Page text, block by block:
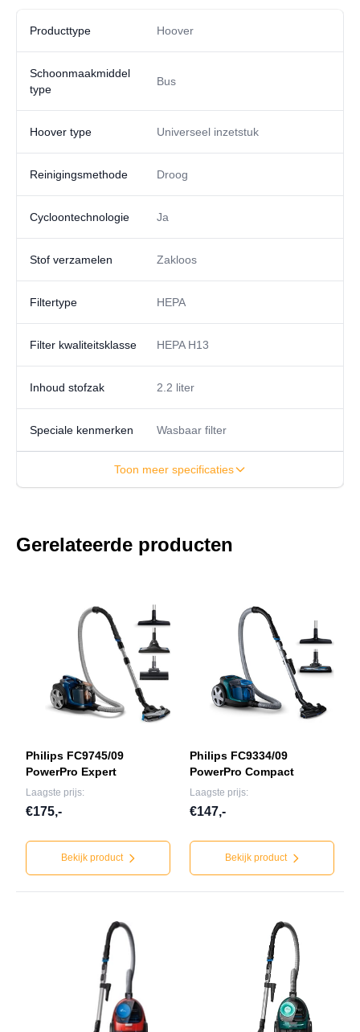
Producttype Hoover
Schoonmaakmiddel
type
Bus
Hoover type Universeel inzetstuk
Reinigingsmethode Droog
Cycloontechnologie Ja
Stof verzamelen Zakloos
Filtertype HEPA
Filter kwaliteitsklasse HEPA H13
Inhoud stofzak 2.2 liter
Speciale kenmerken Wasbaar filter
Toon meer specificaties
Gerelateerde producten
Philips FC9745/09
PowerPro Expert
Laagste prijs:
€175,-
Bekijk product
Philips FC9334/09
PowerPro Compact
Laagste prijs:
€147,-
Bekijk product